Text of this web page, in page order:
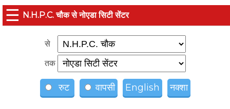
☰ N.H.P.C. चौक से नोएडा सिटी सेंटर
से
तक
रुट वापसी English नक्शा